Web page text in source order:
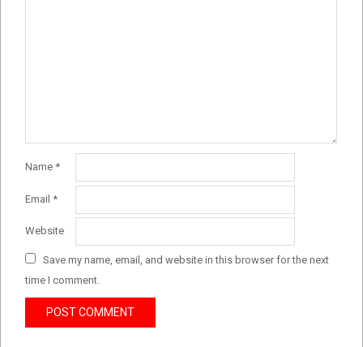
Name *
Email *
Website
Save my name, email, and website in this browser for the next
time I comment.